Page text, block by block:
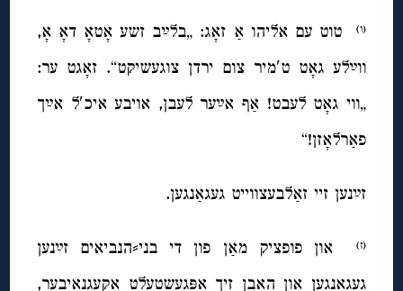
(ו)
טוט עם אליהו אַ זאָג: „בלײַב זשע אָטאָ דאָ אָ,
ווײַלע גאָט ט′מיר צום ירדן צוגעשיקט“. זאָגט ער:
„ווי גאָט לעבט! אַף אײַער לעבן, אויבע איכ′ל אײַך
פאַרלאָזן!“
זײַנען זיי זאַלבעצווייט געגאַנגען.
(ז)
און פופציק מאַן פון די בני⸗הנביאים זײַנען
געגאַנגען און האָבן זיך אָפּגעשטעלט אַקעגנאיבער,